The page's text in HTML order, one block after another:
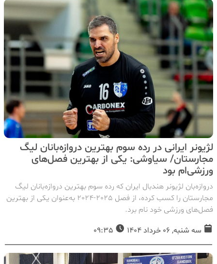
لژیونر ایرانی در رده سوم بهترین دروازه‌بانان لیگ
مجارستان/ سیاوشی: یکی از بهترین فصل‌های
ورزشی‌ام بود
دروازه‌بان لژیونر هندبال ایران که رده سوم بهترین دروازه‌بانان لیگ
مجارستان را کسب کرده، از فصل 2025-2024 به‌عنوان یکی از بهترین
فصل‌های ورزشی خود نام برد.
سه شنبه, 06 خرداد 1404